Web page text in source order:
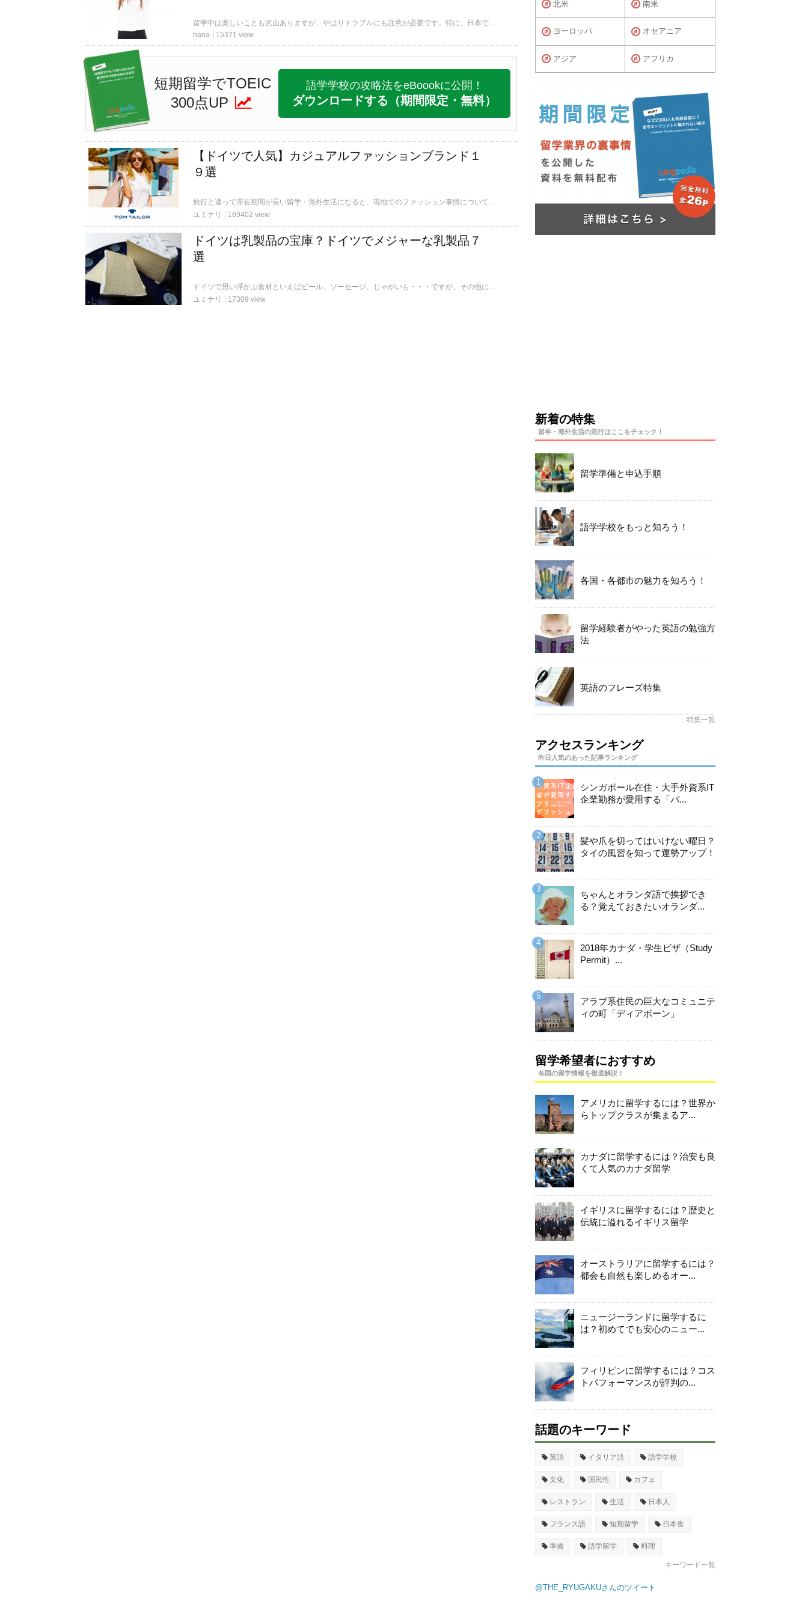
留学中は楽しいことも沢山ありますが、やはりトラブルにも注意が必要です。特に、日本では考えられないトラブルに遭遇することもあります。今回はドイツでよくあるトラブルとその対策をご紹介します。こちらを事前に頭に入れておけば、トラブルにあったときもスムーズに対応できると思います。是非覚えておいてくださいね。
hana
15371 view
短期留学でTOEIC
300点UP
語学学校の攻略法をeBoookに公開！
ダウンロードする （期間限定・無料）
【ドイツで人気】カジュアルファッションブランド１
９選
旅行と違って滞在期間が長い留学・海外生活になると、現地でのファッション事情についても気になるところだと思います。今回は、低価格・中堅なブランドを中心に、ドイツで人気のカジュアルブランドをご紹介します。
ユミナリ
169402 view
ドイツは乳製品の宝庫？ドイツでメジャーな乳製品７
選
ドイツで思い浮かぶ食材といえばビール、ソーセージ、じゃがいも・・・ですが、その他にもフルーツやチーズなど、ドイツは大変食材の豊かな国です。今回はその中から乳製品を７つピックアップしてご紹介します。
ユミナリ
17309 view
北米 南米
ヨーロッパ オセアニア
アジア アフリカ
新着の特集
留学・海外生活の流行はここをチェック！
留学準備と申込手順
語学学校をもっと知ろう！
各国・各都市の魅力を知ろう！
留学経験者がやった英語の勉強方
法
英語のフレーズ特集
特集一覧
アクセスランキング
昨日人気のあった記事ランキング
シンガポール在住・大手外資系IT
企業勤務が愛用する「パ...
髪や爪を切ってはいけない曜日？
タイの風習を知って運勢アップ！
ちゃんとオランダ語で挨拶でき
る？覚えておきたいオランダ...
2018年カナダ・学生ビザ（Study
Permit）...
アラブ系住民の巨大なコミュニテ
ィの町「ディアボーン」
留学希望者におすすめ
各国の留学情報を徹底解説！
アメリカに留学するには？世界か
らトップクラスが集まるア...
カナダに留学するには？治安も良
くて人気のカナダ留学
イギリスに留学するには？歴史と
伝統に溢れるイギリス留学
オーストラリアに留学するには？
都会も自然も楽しめるオー...
ニュージーランドに留学するに
は？初めてでも安心のニュー...
フィリピンに留学するには？コス
トパフォーマンスが評判の...
話題のキーワード
英語 イタリア語 語学学校
文化 国民性 カフェ
レストラン 生活 日本人
フランス語 短期留学 日本食
準備 語学留学 料理
キーワード一覧
@THE_RYUGAKUさんのツイート